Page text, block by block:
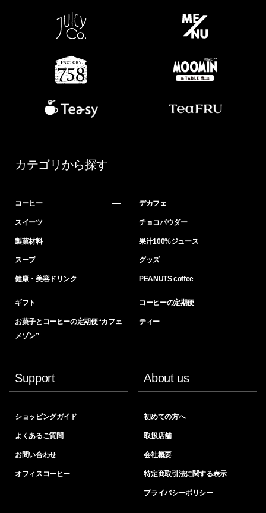
カテゴリから探す
コーヒー デカフェ
スイーツ チョコパウダー
製菓材料 果汁100%ジュース
スープ グッズ
健康・美容ドリンク PEANUTS coffee
ギフト コーヒーの定期便
お菓子とコーヒーの定期便“カフェ
メゾン”
ティー
Support
ショッピングガイド
よくあるご質問
お問い合わせ
オフィスコーヒー
About us
初めての方へ
取扱店舗
会社概要
特定商取引法に関する表示
プライバシーポリシー